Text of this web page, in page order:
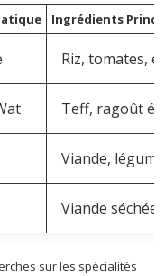
Ingrédients
Riz, tomates,
Teff, ragoût
Viande,
Viande séchée
sur les spécialités